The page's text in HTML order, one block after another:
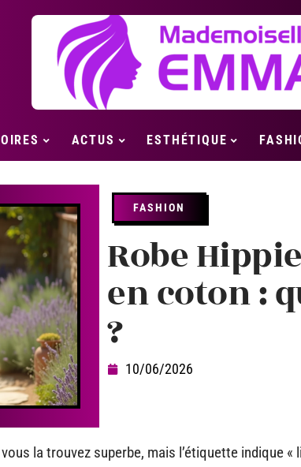
ACTUS ESTHÉTIQUE
FASHION
Robe
en coton :
?
10/06/2026
la trouvez superbe, mais l’étiquette indique «